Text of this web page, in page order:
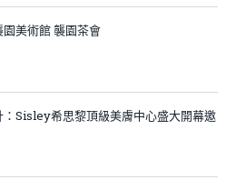
美術館 襲園茶會
：Sisley希思黎頂級美膚中心盛大開幕邀